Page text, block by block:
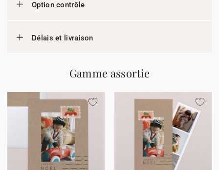
Option contrôle
Délais et livraison
Gamme assortie